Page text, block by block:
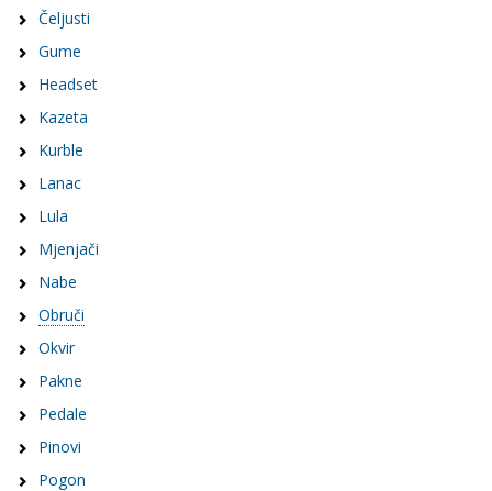
Čeljusti
Gume
Headset
Kazeta
Kurble
Lanac
Lula
Mjenjači
Nabe
Obruči
Okvir
Pakne
Pedale
Pinovi
Pogon